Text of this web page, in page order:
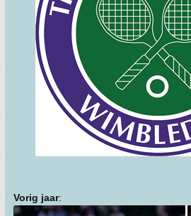
Vorig jaar: